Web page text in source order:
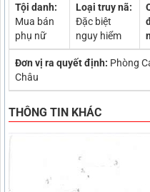
Tội danh:
Mua bán
phụ nữ
Loại truy nã:
Đặc biệt
nguy hiểm
Đơn vị ra quyết định: Phòng
Châu
THÔNG TIN KHÁC